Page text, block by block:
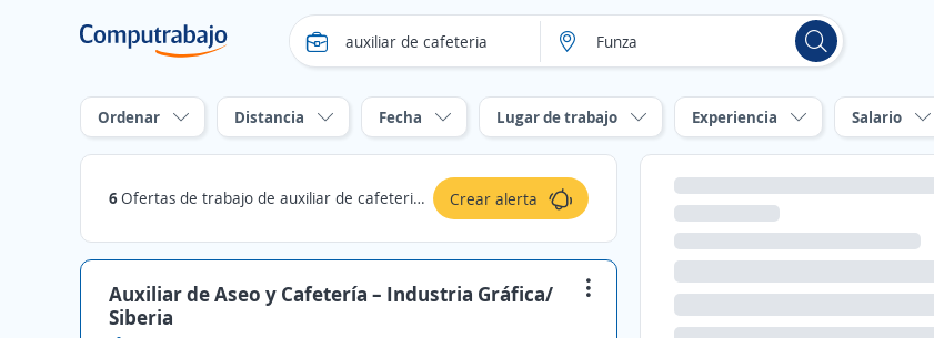
Ordenar Distancia Fecha Lugar de trabajo Experiencia Salario
6Ofertas de trabajo de auxiliar de cafeteria en Funza, Cundinamarca Crear alerta
Auxiliar de Aseo y Cafetería – Industria Gráfica/
Siberia